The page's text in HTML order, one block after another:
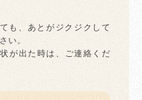
も、あとがジクジクして
い。
が出た時は、ご連絡くだ